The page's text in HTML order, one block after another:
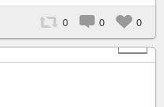
0 0
0
+ 1